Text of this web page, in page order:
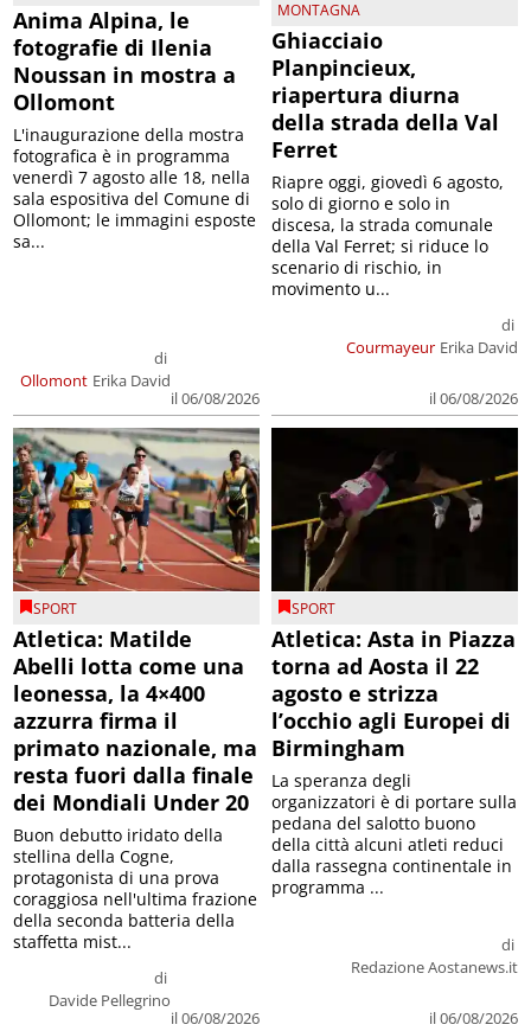
Anima Alpina, le
fotografie di Ilenia
Noussan in mostra a
Ollomont
Ollomont
di
Erika David
il 06/08/2026
L'inaugurazione della mostra
fotografica è in programma
venerdì 7 agosto alle 18, nella
sala espositiva del Comune di
Ollomont; le immagini esposte
sa...
MONTAGNA
Ghiacciaio
Planpincieux,
riapertura diurna
della strada della Val
Ferret
Courmayeur
di
Erika David
il 06/08/2026
Riapre oggi, giovedì 6 agosto,
solo di giorno e solo in
discesa, la strada comunale
della Val Ferret; si riduce lo
scenario di rischio, in
movimento u...
SPORT
Atletica: Matilde
Abelli lotta come una
leonessa, la 4×400
azzurra firma il
primato nazionale, ma
resta fuori dalla finale
dei Mondiali Under 20
di
Davide Pellegrino
il 06/08/2026
Buon debutto iridato della
stellina della Cogne,
protagonista di una prova
coraggiosa nell'ultima frazione
della seconda batteria della
staffetta mist...
SPORT
Atletica: Asta in Piazza
torna ad Aosta il 22
agosto e strizza
l’occhio agli Europei di
Birmingham
di
Redazione Aostanews.it
il 06/08/2026
La speranza degli
organizzatori è di portare sulla
pedana del salotto buono
della città alcuni atleti reduci
dalla rassegna continentale in
programma ...